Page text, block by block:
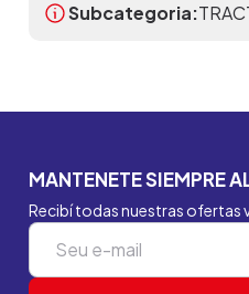
Subcategoria:
MANTENETE SIEMPRE
Recibí todas nuestras ofertas